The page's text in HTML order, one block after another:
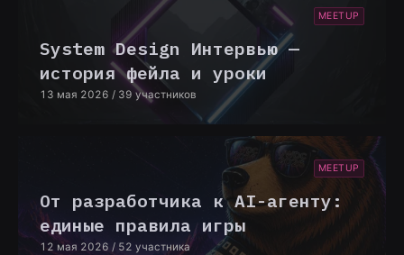
MEETUP
System Design Интервью —
история фейла и уроки
13 мая 2026 / 39 участников
MEETUP
От разработчика к AI-агенту:
единые правила игры
12 мая 2026 / 52 участника